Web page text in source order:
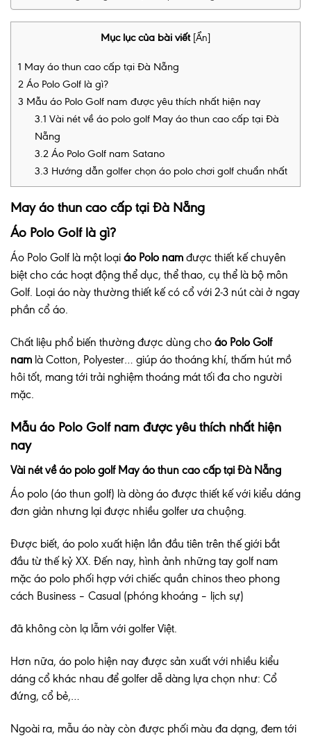
Mục lục của bài viết [Ẩn]
1 May áo thun cao cấp tại Đà Nẵng
2 Áo Polo Golf là gì?
3 Mẫu áo Polo Golf nam được yêu thích nhất hiện nay
3.1 Vài nét về áo polo golf May áo thun cao cấp tại Đà
Nẵng
3.2 Áo Polo Golf nam Satano
3.3 Hướng dẫn golfer chọn áo polo chơi golf chuẩn nhất
May áo thun cao cấp tại Đà Nẵng
Áo Polo Golf là gì?
Áo Polo Golf là một loại áo Polo nam được thiết kế chuyên
biệt cho các hoạt động thể dục, thể thao, cụ thể là bộ môn
Golf. Loại áo này thường thiết kế có cổ với 2-3 nút cài ở ngay
phần cổ áo.
Chất liệu phổ biến thường được dùng cho áo Polo Golf
nam là Cotton, Polyester… giúp áo thoáng khí, thấm hút mồ
hôi tốt, mang tới trải nghiệm thoáng mát tối đa cho người
mặc.
Mẫu áo Polo Golf nam được yêu thích nhất hiện
nay
Vài nét về áo polo golf May áo thun cao cấp tại Đà Nẵng
Áo polo (áo thun golf) là dòng áo được thiết kế với kiểu dáng
đơn giản nhưng lại được nhiều golfer ưa chuộng.
Được biết, áo polo xuất hiện lần đầu tiên trên thế giới bắt
đầu từ thế kỷ XX. Đến nay, hình ảnh những tay golf nam
mặc áo polo phối hợp với chiếc quần chinos theo phong
cách Business – Casual (phóng khoáng – lịch sự)
đã không còn lạ lẫm với golfer Việt.
Hơn nữa, áo polo hiện nay được sản xuất với nhiều kiểu
dáng cổ khác nhau để golfer dễ dàng lựa chọn như: Cổ
đứng, cổ bẻ,…
Ngoài ra, mẫu áo này còn được phối màu đa dạng, đem tới